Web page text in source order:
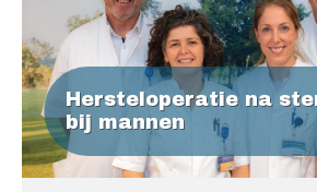
Hersteloperatie na
bij mannen